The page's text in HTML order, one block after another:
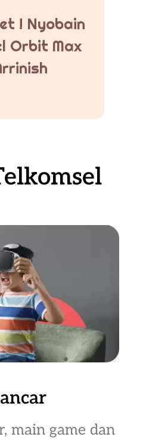
! Nyobain
Orbit Max
main game dan